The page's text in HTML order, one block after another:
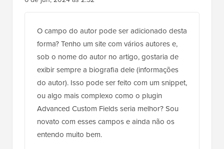
O campo do autor pode ser adicionado desta
sob o nome do autor no artigo, gostaria de
exibir sempre a biografia dele (informações
do autor). Isso pode ser feito com um snippet,
ou algo mais complexo como o plugin
Advanced Custom Fields seria melhor? Sou
novato com esses campos e ainda não os
entendo muito bem.
Responder